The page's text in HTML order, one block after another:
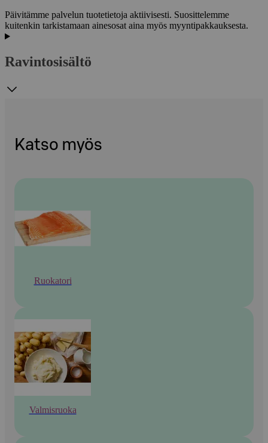
Päivitämme palvelun tuotetietoja aktiivisesti. Suosittelemme
kuitenkin tarkistamaan ainesosat aina myös myyntipakkauksesta.
Ravintosisältö
Katso myös
Ruokatori
Valmisruoka